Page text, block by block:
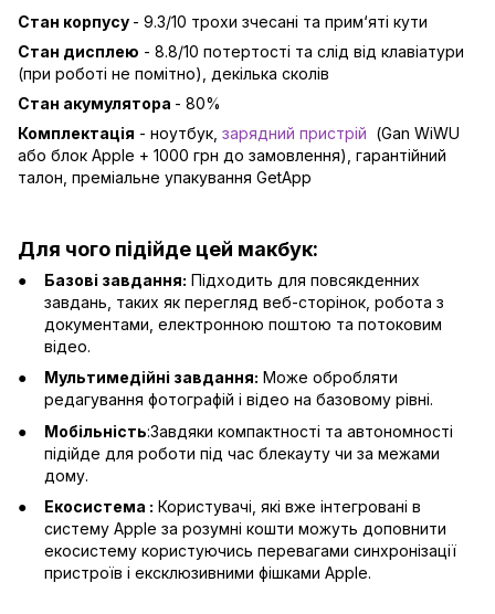
Стан корпусу - 9.3/10 трохи зчесані та прим‘яті кути
Стан дисплею - 8.8/10 потертості та слід від клавіатури
(при роботі не помітно), декілька сколів
Стан акумулятора - 80%
Комплектація - ноутбук, зарядний пристрій (Gan WiWU
або блок Apple + 1000 грн до замовлення), гарантійний
талон, преміальне упакування GetApp
Для чого підійде цей макбук:
Базові завдання: Підходить для повсякденних
завдань, таких як перегляд веб-сторінок, робота з
документами, електронною поштою та потоковим
відео.
Мультимедійні завдання: Може обробляти
редагування фотографій і відео на базовому рівні.
Мобільність:Завдяки компактності та автономності
підійде для роботи під час блекауту чи за межами
дому.
Екосистема : Користувачі, які вже інтегровані в
систему Apple за розумні кошти можуть доповнити
екосистему користуючись перевагами синхронізації
пристроїв і ексклюзивними фішками Apple.